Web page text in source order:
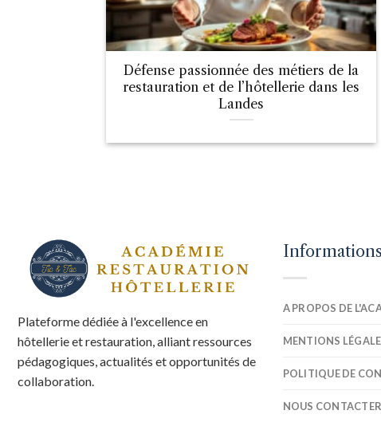
Défense passionnée des métiers de la
restauration et de l’hôtellerie dans les
Landes
Plateforme dédiée à l'excellence en
hôtellerie et restauration, alliant ressources
pédagogiques, actualités et opportunités de
collaboration.
Informations
A PROPOS DE
MENTIONS
POLITIQUE DE
NOUS CONTACTER